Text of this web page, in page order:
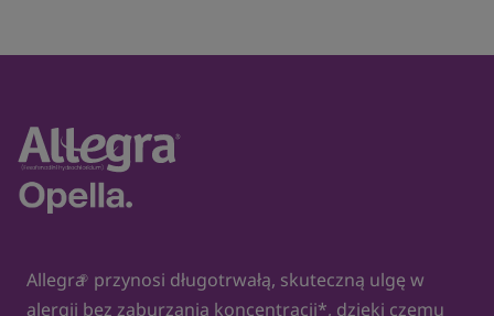
Allegra® przynosi długotrwałą, skuteczną ulgę w
alergii bez zaburzania koncentracji*, dzięki czemu